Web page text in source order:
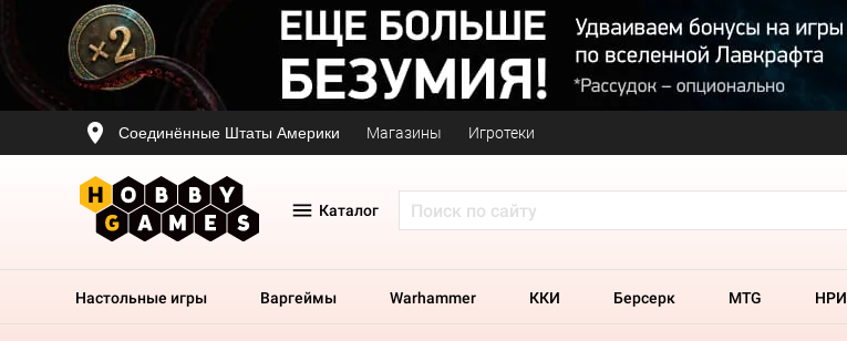
Соединённые Штаты Америки Магазины Игротеки
Каталог
Настольные игры Варгеймы Warhammer ККИ Берсерк MTG НРИ